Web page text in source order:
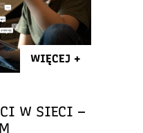
WIĘCEJ +
W SIECI –